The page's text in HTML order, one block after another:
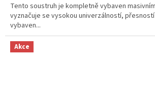
Tento soustruh je kompletně vybaven
vyznačuje se vysokou univerzálností,
vybaven...
Akce